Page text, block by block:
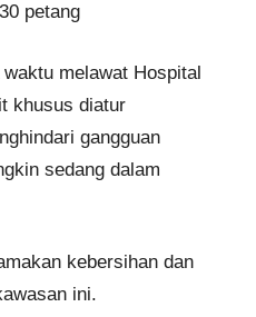
petang
melawat Hospital
khusus diatur
gangguan
sedang dalam
kebersihan dan
ini.